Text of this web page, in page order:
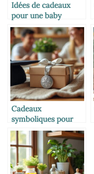
Idées de cadeaux
pour une baby
shower réussie
Cadeaux
symboliques pour
marquer les grandes
étapes de vie